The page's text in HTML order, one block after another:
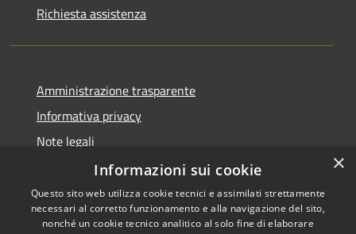
Richiesta assistenza
Amministrazione trasparente
Informativa privacy
Note legali
Dichiarazione di accessibilità
×
Informazioni sui cookie
Questo sito web utilizza cookie tecnici e assimilati strettamente
necessari al corretto funzionamento e alla navigazione del sito,
nonché un cookie tecnico analitico al solo fine di elaborare